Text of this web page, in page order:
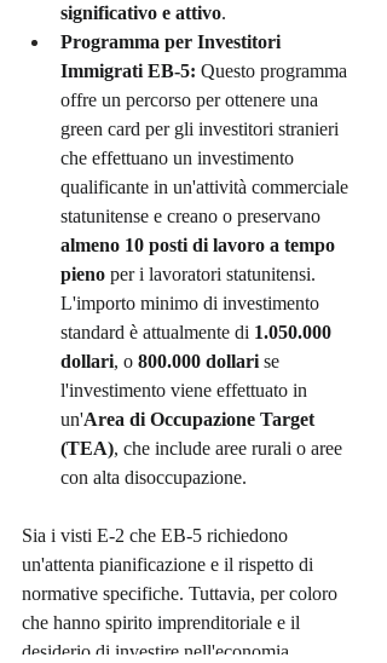
significativo e attivo.
Programma per Investitori
Immigrati EB-5: Questo programma
offre un percorso per ottenere una
green card per gli investitori stranieri
che effettuano un investimento
qualificante in un'attività commerciale
statunitense e creano o preservano
almeno 10 posti di lavoro a tempo
pieno per i lavoratori statunitensi.
L'importo minimo di investimento
standard è attualmente di 1.050.000
dollari, o 800.000 dollari se
l'investimento viene effettuato in
un'Area di Occupazione Target
(TEA), che include aree rurali o aree
con alta disoccupazione.
Sia i visti E-2 che EB-5 richiedono
un'attenta pianificazione e il rispetto di
normative specifiche. Tuttavia, per coloro
che hanno spirito imprenditoriale e il
desiderio di investire nell'economia